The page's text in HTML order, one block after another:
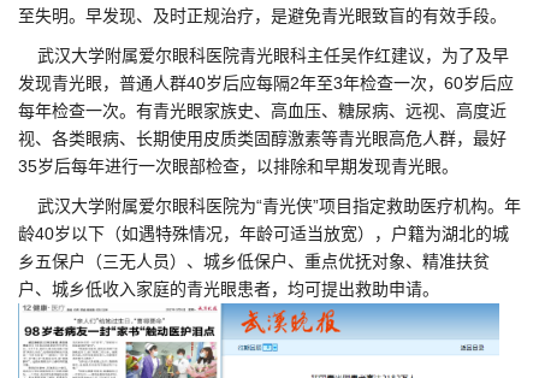
至失明。早发现、及时正规治疗，是避免青光眼致盲的有效手段。
武汉大学附属爱尔眼科医院青光眼科主任吴作红建议，为了及早
发现青光眼，普通人群40岁后应每隔2年至3年检查一次，60岁后应
每年检查一次。有青光眼家族史、高血压、糖尿病、远视、高度近
视、各类眼病、长期使用皮质类固醇激素等青光眼高危人群，最好
35岁后每年进行一次眼部检查，以排除和早期发现青光眼。
武汉大学附属爱尔眼科医院为“青光侠”项目指定救助医疗机构。年
龄40岁以下（如遇特殊情况，年龄可适当放宽），户籍为湖北的城
乡五保户（三无人员）、城乡低保户、重点优抚对象、精准扶贫
户、城乡低收入家庭的青光眼患者，均可提出救助申请。